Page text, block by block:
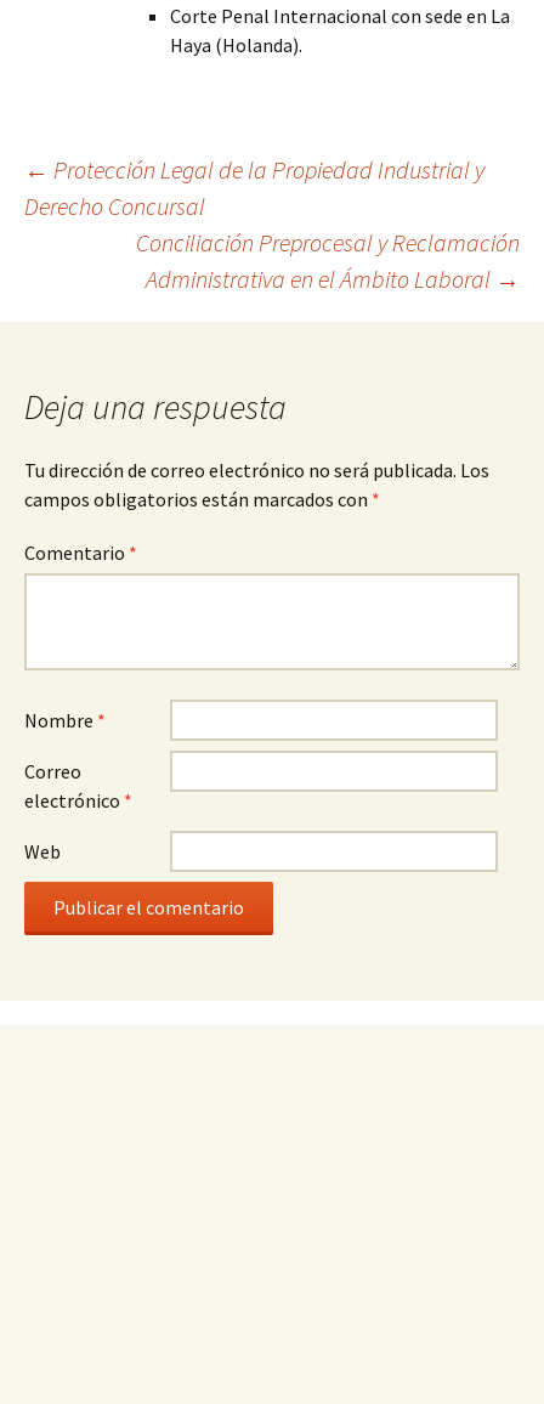
Corte Penal Internacional con sede en La
Haya (Holanda).
Navegación
entradas
← Protección Legal de la Propiedad Industrial y
Derecho Concursal
Conciliación Preprocesal y Reclamación
Administrativa en el Ámbito Laboral →
Deja una respuesta
Tu dirección de correo electrónico no será publicada. Los
campos obligatorios están marcados con *
Comentario *
Nombre *
Correo
electrónico *
Web